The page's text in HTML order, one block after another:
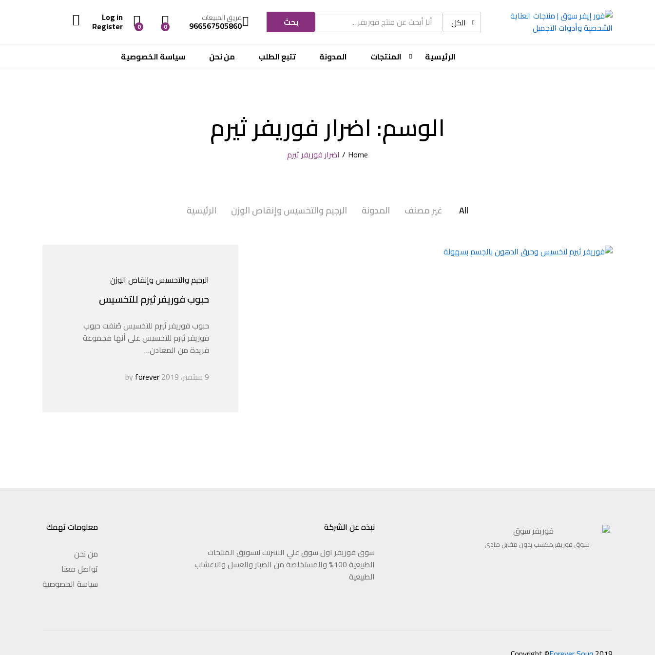
الكل بحث فريق المبيعات
966567505860
0
0
Log in
Register
الرئيسية المنتجات المدونة تتبع الطلب من نحن سياسة الخصوصية
الوسم: اضرار فوريفر ثيرم
Home
/ اضرار فوريفر ثيرم
All غير مصنف المدونة الرجيم والتخسيس وإنقاص الوزن الرئيسية
الرجيم والتخسيس وإنقاص الوزن
حبوب فوريفر ثيرم للتخسيس
حبوب فوريفر ثيرم للتخسيس صُنفت حبوب
فوريفر ثيرم للتخسيس على أنها مجموعة
فريدة من المعادن…
9 سبتمبر، 2019
by
forever
سوق فوريفر,مكسب بدون مقابل مادى
نبذه عن الشركة
سوق فوريفر اول سوق علي الانترنت لتسويق المنتجات
الطبيعية 100% والمستخلصة من الصبار والعسل والاعشاب
الطبيعية
معلومات تهمك
من نحن
تواصل معنا
سياسة الخصوصية